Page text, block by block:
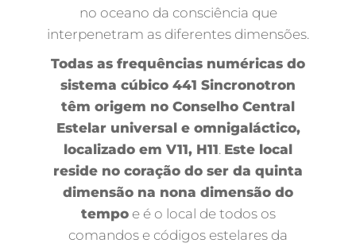
no oceano da consciência que
interpenetram as diferentes dimensões.
Todas as frequências numéricas do
sistema cúbico 441 Sincronotron
têm origem no Conselho Central
Estelar universal e omnigaláctico,
localizado em V11, H11. Este local
reside no coração do ser da quinta
dimensão na nona dimensão do
tempoe é o local de todos os
comandos e códigos estelares da